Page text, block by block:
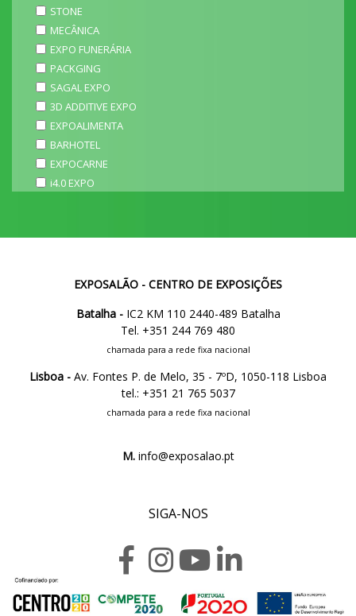
STONE
MECÂNICA
EXPO FUNERÁRIA
PACKGING
SAGAL EXPO
3D ADDITIVE EXPO
EXPOALIMENTA
BARHOTEL
EXPOCARNE
i4.0 EXPO
EXPOSALÃO - CENTRO DE EXPOSIÇÕES
Batalha -IC2 KM 110 2440-489 Batalha
Tel. +351 244 769 480
chamada para a rede fixa nacional
Lisboa - Av. Fontes P. de Melo, 35 - 7ºD, 1050-118 Lisboa
tel.: +351 21 765 5037
chamada para a rede fixa nacional
M.info@exposalao.pt
SIGA-NOS